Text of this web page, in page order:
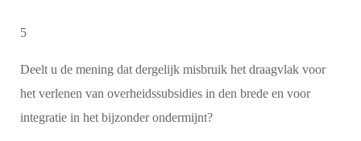
5
Deelt u de mening dat dergelijk misbruik het draagvlak voor
het verlenen van overheidssubsidies in den brede en voor
integratie in het bijzonder ondermijnt?